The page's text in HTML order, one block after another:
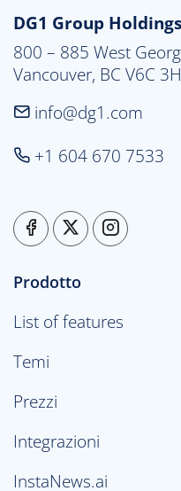
DG1 Group
800 – 885 West
Vancouver, BC V6C
info@dg1.com
+1 604 670 7533
Prodotto
List of features
Temi
Prezzi
Integrazioni
InstaNews.ai